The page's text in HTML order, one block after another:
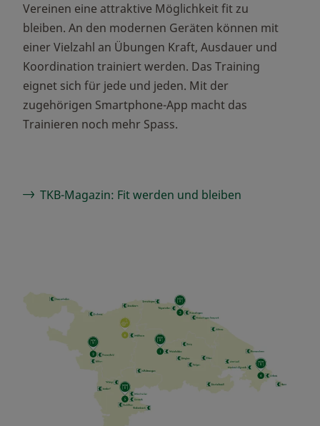
Vereinen eine attraktive Möglichkeit fit zu
bleiben. An den modernen Geräten können mit
einer Vielzahl an Übungen Kraft, Ausdauer und
Koordination trainiert werden. Das Training
eignet sich für jede und jeden. Mit der
zugehörigen Smartphone-App macht das
Trainieren noch mehr Spass.
TKB-Magazin: Fit werden und bleiben